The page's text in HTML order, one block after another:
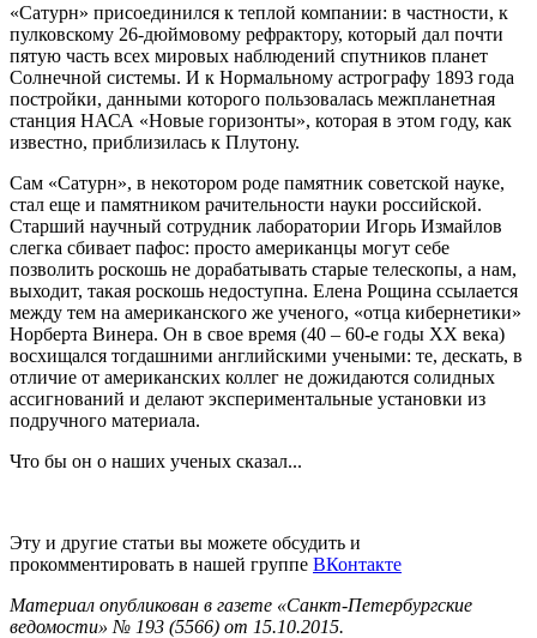
«Сатурн» присоединился к теплой компании: в частности, к
пулковскому 26-дюймовому рефрактору, который дал почти
пятую часть всех мировых наблюдений спутников планет
Солнечной системы. И к Нормальному астрографу 1893 года
постройки, данными которого пользовалась межпланетная
станция НАСА «Новые горизонты», которая в этом году, как
известно, приблизилась к Плутону.
Сам «Сатурн», в некотором роде памятник советской науке,
стал еще и памятником рачительности науки российской.
Старший научный сотрудник лаборатории Игорь Измайлов
слегка сбивает пафос: просто американцы могут себе
позволить роскошь не дорабатывать старые телескопы, а нам,
выходит, такая роскошь недоступна. Елена Рощина ссылается
между тем на американского же ученого, «отца кибернетики»
Норберта Винера. Он в свое время (40 – 60-е годы ХХ века)
восхищался тогдашними английскими учеными: те, дескать, в
отличие от американских коллег не дожидаются солидных
ассигнований и делают экспериментальные установки из
подручного материала.
Что бы он о наших ученых сказал...
Эту и другие статьи вы можете обсудить и
прокомментировать в нашей группе ВКонтакте
Материал опубликован в газете «Санкт-Петербургские
ведомости» № 193 (5566) от 15.10.2015.